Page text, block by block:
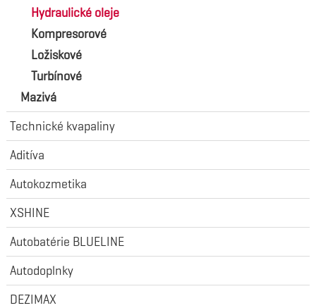
Hydraulické oleje
Kompresorové
Ložiskové
Turbínové
Mazivá
Technické kvapaliny
Aditíva
Autokozmetika
XSHINE
Autobatérie BLUELINE
Autodoplnky
DEZIMAX